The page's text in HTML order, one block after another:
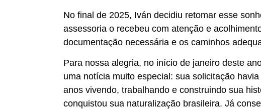
No final de 2025, Iván decidiu retomar esse
assessoria o recebeu com atenção e
documentação necessária e os caminhos
Para nossa alegria, no início de janeiro deste
uma notícia muito especial: sua solicitação
anos vivendo, trabalhando e construindo sua
conquistou sua naturalização brasileira. Já